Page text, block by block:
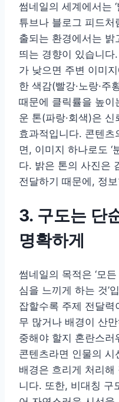
썸네일의 세계에서는 ‘
튜브나 블로그 피드
출되는 환경에서는 밝
띄는 경향이 있습니
가 낮으면 주변 이미
한 색감(빨강·노랑·주
때문에 클릭률을 높
운 톤(파랑·회색)은
효과적입니다. 콘텐
면, 이미지 하나로도 ‘
다. 밝은 톤의 사진은
전달하기 때문에, 정
3. 구도는 단
명확하게
썸네일의 목적은 ‘모
심을 느끼게 하는 것’
잡할수록 주제 전달력
무 많거나 배경이 산
중해야 할지 혼란스
콘텐츠라면 인물의
배경은 흐리게 처리
니다. 또한, 비대칭 구